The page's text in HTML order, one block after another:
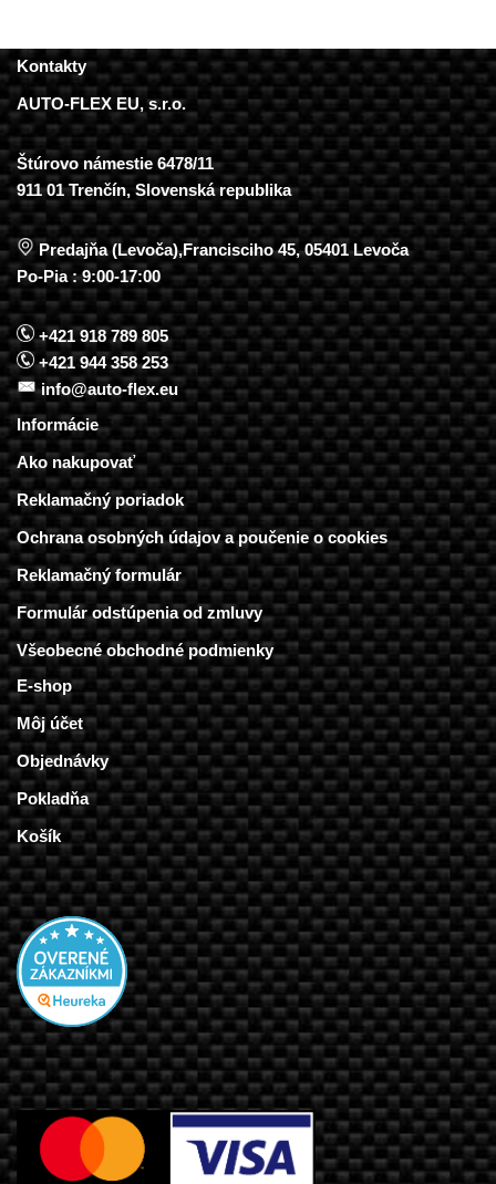
Kontakty
AUTO-FLEX EU, s.r.o.
Štúrovo námestie 6478/11
911 01 Trenčín, Slovenská republika
Predajňa (Levoča),Francisciho 45, 05401 Levoča
Po-Pia : 9:00-17:00
+421 918 789 805
+421 944 358 253
info@auto-flex.eu
Informácie
Ako nakupovať
Reklamačný poriadok
Ochrana osobných údajov a poučenie o cookies
Reklamačný formulár
Formulár odstúpenia od zmluvy
Všeobecné obchodné podmienky
E-shop
Môj účet
Objednávky
Pokladňa
Košík